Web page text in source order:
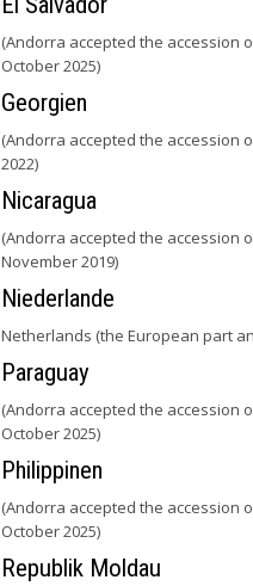
(Andorra accepted the accession
October 2025)
Georgien
(Andorra accepted the accession
2022)
Nicaragua
(Andorra accepted the accession
November 2019)
Niederlande
Netherlands (the European part
Paraguay
(Andorra accepted the accession
October 2025)
Philippinen
(Andorra accepted the accession
October 2025)
Republik Moldau